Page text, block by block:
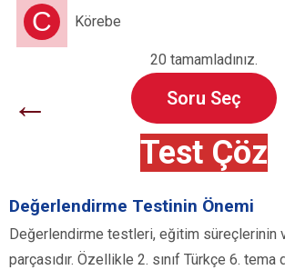
C Körebe
20 tamamladınız.
← Soru Seç
Test Çöz
Değerlendirme Testinin Önemi
Değerlendirme testleri, eğitim süreçlerinin
parçasıdır. Özellikle 2. sınıf Türkçe 6.